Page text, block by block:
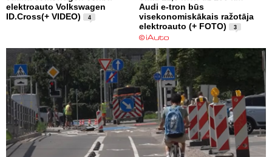
elektroauto Volkswagen
ID.Cross(+ VIDEO)
4
Audi e-tron būs
visekonomiskākais ražotāja
elektroauto (+ FOTO)
3